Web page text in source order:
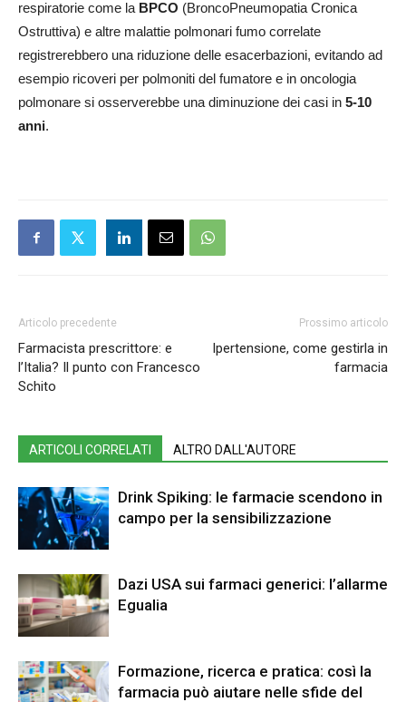
respiratorie come la BPCO (BroncoPneumopatia Cronica
Ostruttiva) e altre malattie polmonari fumo correlate
registrerebbero una riduzione delle esacerbazioni, evitando ad
esempio ricoveri per polmoniti del fumatore e in oncologia
polmonare si osserverebbe una diminuzione dei casi in 5-10
anni.
Articolo precedente
Farmacista prescrittore: e
l’Italia? Il punto con Francesco
Schito
Prossimo articolo
Ipertensione, come gestirla in
farmacia
ARTICOLI CORRELATI ALTRO DALL'AUTORE
Drink Spiking: le farmacie scendono in
campo per la sensibilizzazione
Dazi USA sui farmaci generici: l’allarme
Egualia
Formazione, ricerca e pratica: così la
farmacia può aiutare nelle sfide del